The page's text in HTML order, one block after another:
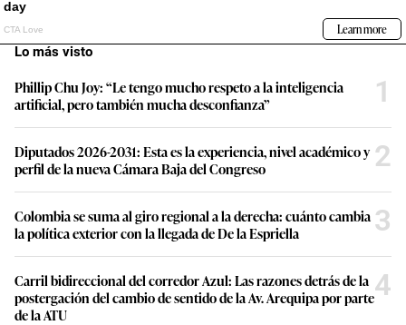
Lo más visto
Phillip Chu Joy: “Le tengo mucho respeto a la inteligencia
artificial, pero también mucha desconfianza”
1
Diputados 2026-2031: Esta es la experiencia, nivel académico y
perfil de la nueva Cámara Baja del Congreso
2
Colombia se suma al giro regional a la derecha: cuánto cambia
la política exterior con la llegada de De la Espriella
3
Carril bidireccional del corredor Azul: Las razones detrás de la
postergación del cambio de sentido de la Av. Arequipa por parte
de la ATU
4